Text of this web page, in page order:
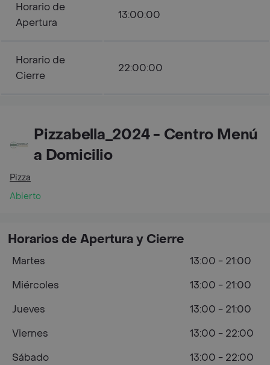
Horario de
Apertura
13:00:00
Horario de
Cierre
22:00:00
Pizzabella_2024 - Centro Menú
a Domicilio
Pizza
Abierto
Horarios de Apertura y Cierre
Martes
13:00 - 21:00
Miércoles
13:00 - 21:00
Jueves
13:00 - 21:00
Viernes
13:00 - 22:00
Sábado
13:00 - 22:00